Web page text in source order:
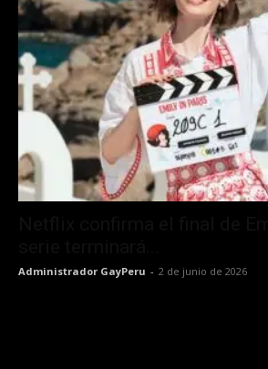
Administrador GayPeru - 2 de junio de 2026